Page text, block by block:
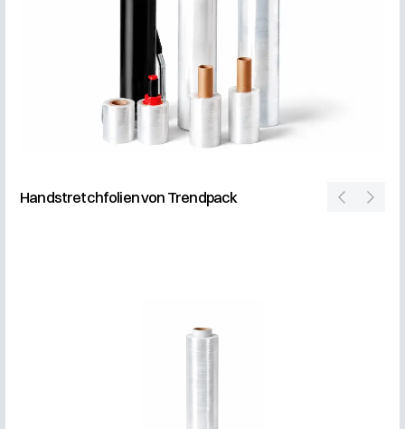
Handstretchfolien von Trendpack